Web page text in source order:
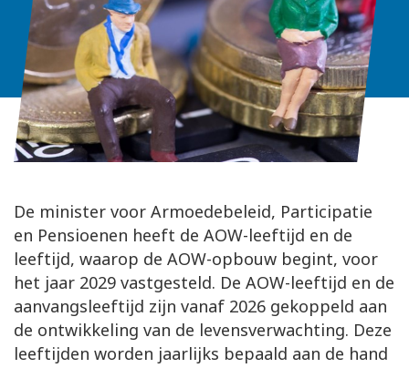
De minister voor Armoedebeleid, Participatie
en Pensioenen heeft de AOW-leeftijd en de
leeftijd, waarop de AOW-opbouw begint, voor
het jaar 2029 vastgesteld. De AOW-leeftijd en de
aanvangsleeftijd zijn vanaf 2026 gekoppeld aan
de ontwikkeling van de levensverwachting. Deze
leeftijden worden jaarlijks bepaald aan de hand